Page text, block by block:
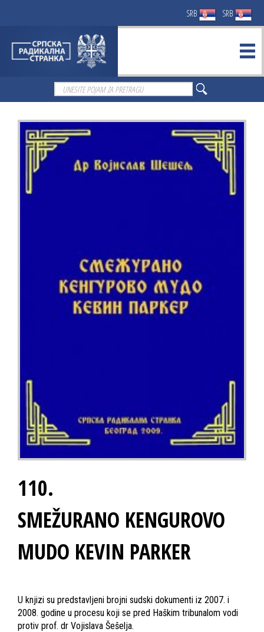
SRB SRB
110.
SMEŽURANO KENGUROVO
MUDO KEVIN PARKER
U knjizi su predstavljeni brojni sudski dokumenti iz 2007. i
2008. godine u procesu koji se pred Haškim tribunalom vodi
protiv prof. dr Vojislava Šešelja.